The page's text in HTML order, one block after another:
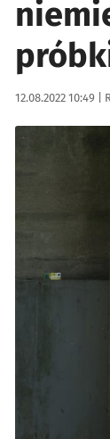
Data publikacji:
12.08.2022 10:49 |
Kliknij, aby